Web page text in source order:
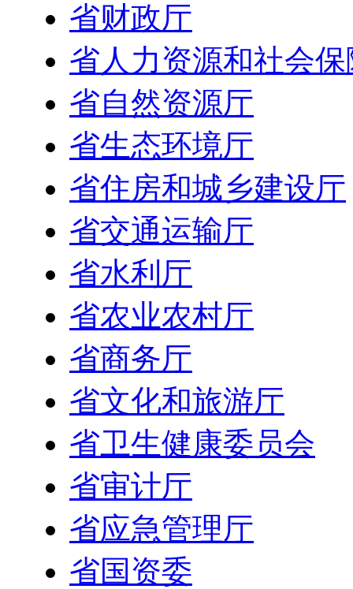
省财政厅
省人力资源和社会
省自然资源厅
省生态环境厅
省住房和城乡建设厅
省交通运输厅
省水利厅
省农业农村厅
省商务厅
省文化和旅游厅
省卫生健康委员会
省审计厅
省应急管理厅
省国资委